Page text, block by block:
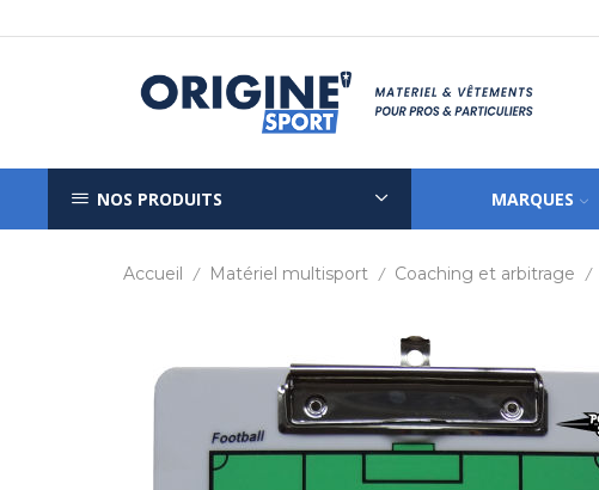
NOS PRODUITS MARQUES
Accueil / Matériel multisport / Coaching et arbitrage /